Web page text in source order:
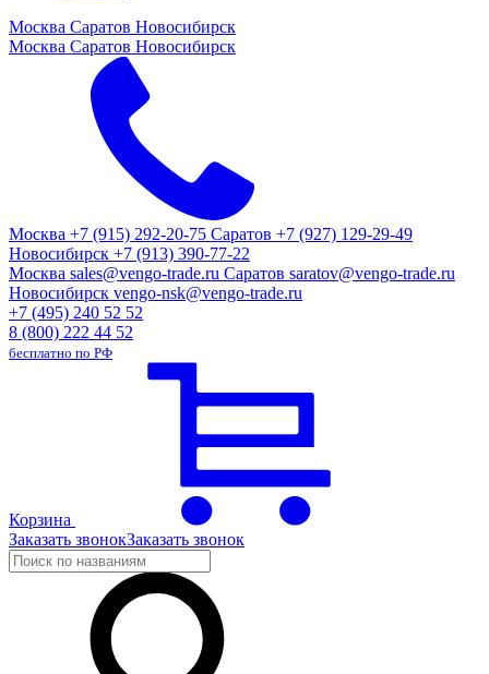
Москва Саратов Новосибирск
Москва Саратов Новосибирск
Москва +7 (915) 292-20-75 Саратов +7 (927) 129-29-49
Новосибирск +7 (913) 390-77-22
Москва sales@vengo-trade.ru Саратов saratov@vengo-trade.ru
Новосибирск vengo-nsk@vengo-trade.ru
+7 (495) 240 52 52
8 (800) 222 44 52
бесплатно по РФ
Корзина
Заказать звонокЗаказать звонок